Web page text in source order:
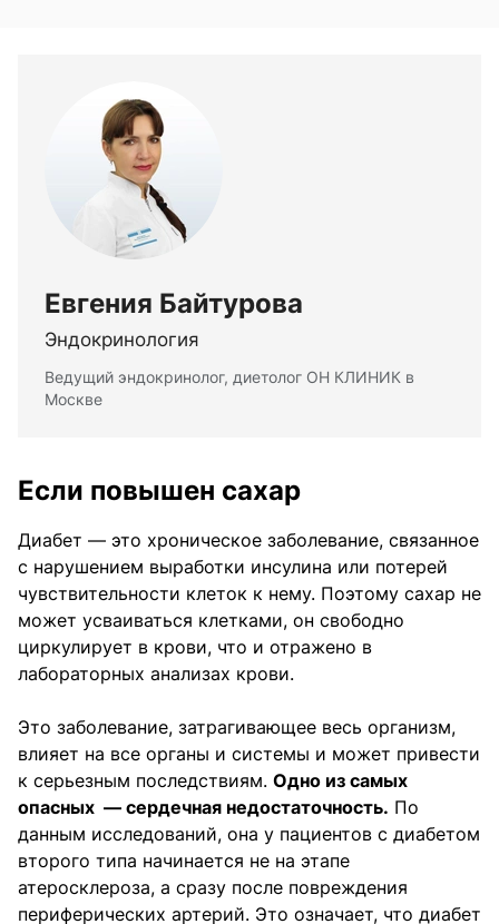
Евгения Байтурова
Эндокринология
Ведущий эндокринолог, диетолог ОН КЛИНИК в
Москве
Если повышен сахар
Диабет — это хроническое заболевание, связанное
с нарушением выработки инсулина или потерей
чувствительности клеток к нему. Поэтому сахар не
может усваиваться клетками, он свободно
циркулирует в крови, что и отражено в
лабораторных анализах крови.
Это заболевание, затрагивающее весь организм,
влияет на все органы и системы и может привести
к серьезным последствиям. Одно из самых
опасных — сердечная недостаточность. По
данным исследований, она у пациентов с диабетом
второго типа начинается не на этапе
атеросклероза, а сразу после повреждения
периферических артерий. Это означает, что диабет